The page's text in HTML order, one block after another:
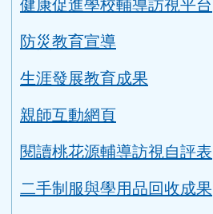
健康促進學校輔導訪視平台
防災教育宣導
生涯發展教育成果
親師互動網頁
閱讀桃花源輔導訪視自評表
二手制服與學用品回收成果